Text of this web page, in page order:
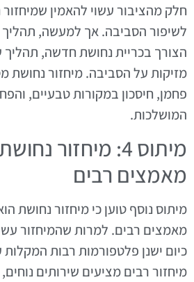
חלק מהציבור עשוי להאמין שמיחזור
לשיפור הסביבה. אך למעשה,
הצורך בכריית נחושת חדשה,
מזיקות על הסביבה. מיחזור נחושת
פחמן, חיסכון במקורות טבעיים,
המושלכות.
מיתוס 4: מיחזור
מאמצים רבים
מיתוס נוסף טוען כי מיחזור נחושת
מאמצים רבים. למרות שהמיחזור
כיום ישנן פלטפורמות רבות
מיחזור רבים מציעים שירותים